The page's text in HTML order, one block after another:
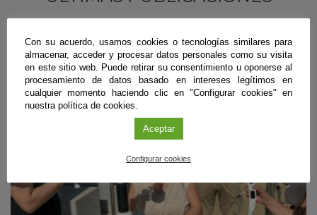
#CienciaDirecta
Con su acuerdo, usamos cookies o tecnologías similares para
almacenar, acceder y procesar datos personales como su visita
en este sitio web. Puede retirar su consentimiento u oponerse al
procesamiento de datos basado en intereses legítimos en
cualquier momento haciendo clic en "Configurar cookies" en
nuestra política de cookies.
Aceptar
Configurar cookies